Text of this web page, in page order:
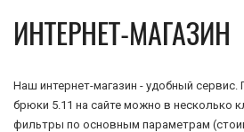
ИНТЕРНЕТ-МАГАЗИН
Наш интернет-магазин - удобный сервис.
брюки 5.11 на сайте можно в несколько
фильтры по основным параметрам